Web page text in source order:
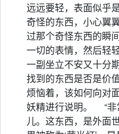
远远要轻，表面似
奇怪的东西，小心
过那个奇怪东西的瞬
一切的表情，然后轻
一副坐立不安又十分
找到的东西是否是价
烦恼着，该如何向对
妖精进行说明。 “非
儿。这东西，是外面